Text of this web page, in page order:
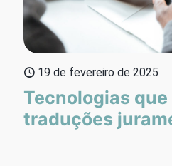
19 de fevereiro de 2025
Tecnologias
traduções